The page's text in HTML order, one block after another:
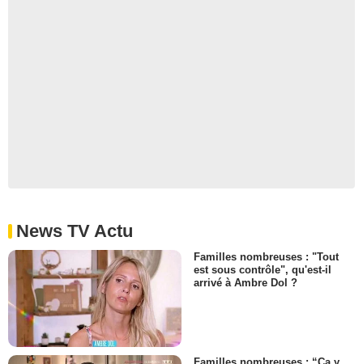
News TV Actu
Familles nombreuses : "Tout
est sous contrôle", qu'est-il
arrivé à Ambre Dol ?